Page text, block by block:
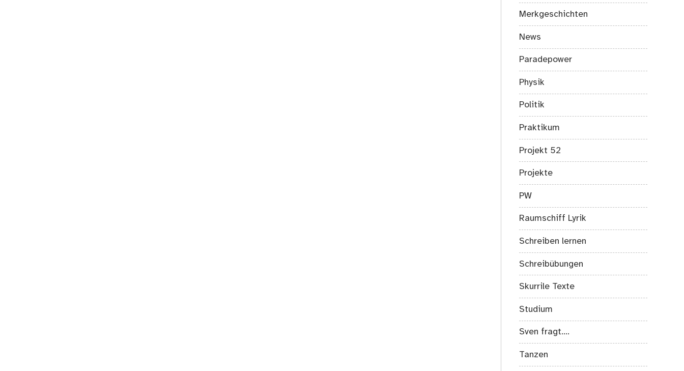
Merkgeschichten
News
Paradepower
Physik
Politik
Praktikum
Projekt 52
Projekte
PW
Raumschiff Lyrik
Schreiben lernen
Schreibübungen
Skurrile Texte
Studium
Sven fragt….
Tanzen